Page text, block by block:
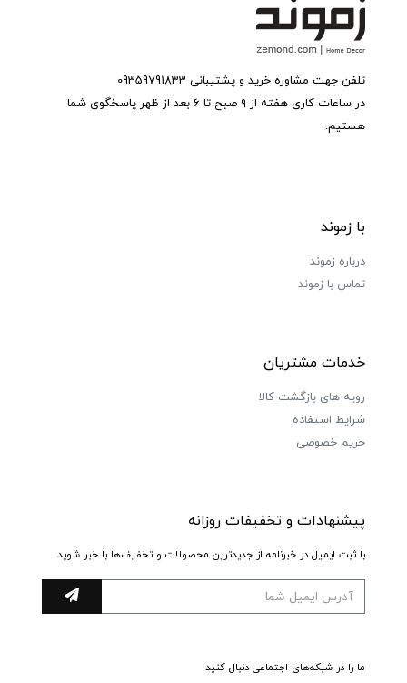
تلفن جهت مشاوره خرید و پشتیبانی 09359791833
در ساعات کاری هفته از ۹ صبح تا ۶ بعد از ظهر پاسخگوی شما
هستیم.
با زموند
درباره زموند
تماس با زموند
خدمات مشتریان
رویه های بازگشت کالا
شرایط استفاده
حریم خصوصی
پیشنهادات و تخفیفات روزانه
با ثبت ایمیل در خبرنامه از جدیدترین محصولات و تخفیف‌ها با خبر شوید
ما را در شبکه‌های اجتماعی دنبال کنید